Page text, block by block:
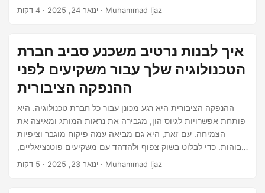
משמעותיים. תוכנית ניהול משברים מובנית היטב היא חיונית כדי
אפקטיבית ומספק אסטרטגיות לשמירה על יציבות החברה שלך
ומוניטין שלה במהלך ולאחר הנפקה ראשונית לציבור.
ינואר 24, 2025 · 4 דקות · Muhammad Ijaz
איך לבנות נרטיב משכנע סביב חברת
הטכנולוגיה שלך עבור משקיעים לפני
ההנפקה הציבורית
ההנפקה הציבורית היא רגע מכונן עבור כל חברת טכנולוגיה. היא
פותחת אפשרויות לגיוס הון, מגבירה את נראות המותג ומאיצה את
הצמיחה. עם זאת, היא גם מביאה עמה פיקוח מוגבר וציפיות
גבוהות. כדי לבלוט בשוק צפוף ולהדהד עם משקיעים פוטנציאליים,
החברה שלך זקוקה ליותר מאשר טכנולוגיה מצוינת—היא זקוקה
ינואר 23, 2025 · 5 דקות · Muhammad Ijaz